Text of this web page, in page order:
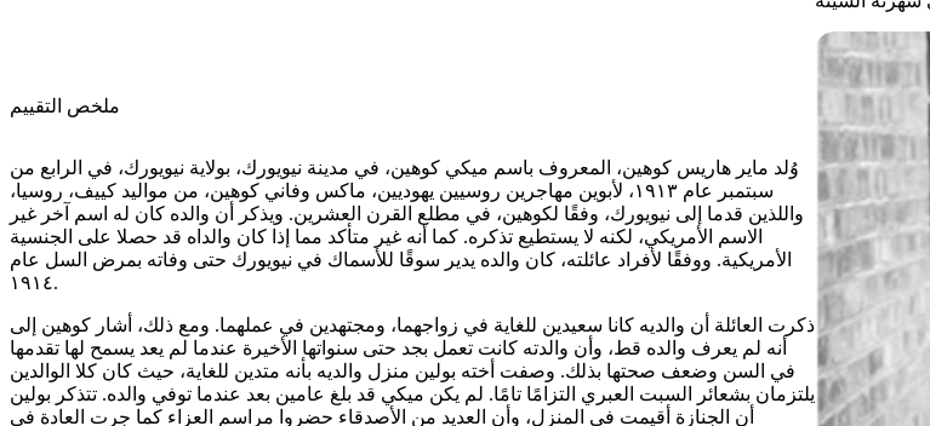
ملخص التقييم
وُلد ماير هاريس كوهين، المعروف باسم ميكي كوهين، في مدينة نيويورك، بولاية نيويورك، في الرابع من
سبتمبر عام ١٩١٣، لأبوين مهاجرين روسيين يهوديين، ماكس وفاني كوهين، من مواليد كييف، روسيا،
واللذين قدما إلى نيويورك، وفقًا لكوهين، في مطلع القرن العشرين. ويذكر أن والده كان له اسم آخر غير
الاسم الأمريكي، لكنه لا يستطيع تذكره. كما أنه غير متأكد مما إذا كان والداه قد حصلا على الجنسية
الأمريكية. ووفقًا لأفراد عائلته، كان والده يدير سوقًا للأسماك في نيويورك حتى وفاته بمرض السل عام
١٩١٤.
ذكرت العائلة أن والديه كانا سعيدين للغاية في زواجهما، ومجتهدين في عملهما. ومع ذلك، أشار كوهين إلى
أنه لم يعرف والده قط، وأن والدته كانت تعمل بجد حتى سنواتها الأخيرة عندما لم يعد يسمح لها تقدمها
في السن وضعف صحتها بذلك. وصفت أخته بولين منزل والديه بأنه متدين للغاية، حيث كان كلا الوالدين
يلتزمان بشعائر السبت العبري التزامًا تامًا. لم يكن ميكي قد بلغ عامين بعد عندما توفي والده. تتذكر بولين
أن الجنازة أقيمت في المنزل، وأن العديد من الأصدقاء حضروا مراسم العزاء كما جرت العادة في